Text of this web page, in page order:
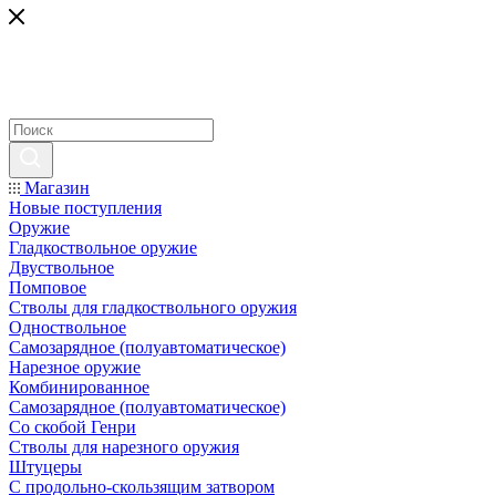
Магазин
Новые поступления
Оружие
Гладкоствольное оружие
Двуствольное
Помповое
Стволы для гладкоствольного оружия
Одноствольное
Самозарядное (полуавтоматическое)
Нарезное оружие
Комбинированное
Самозарядное (полуавтоматическое)
Со скобой Генри
Стволы для нарезного оружия
Штуцеры
С продольно-скользящим затвором